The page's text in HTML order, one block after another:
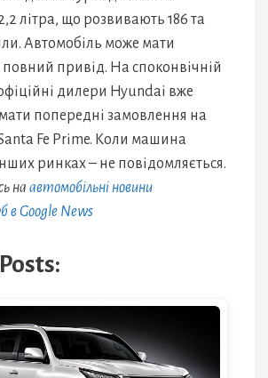
літра, що розвивають 186 та
Автомобіль може мати
привід. На споконвічній
дилери Hyundai вже
попередні замовлення на
Fe Prime. Коли машина
ринках – не повідомляється.
на автомобільні новини
Google News